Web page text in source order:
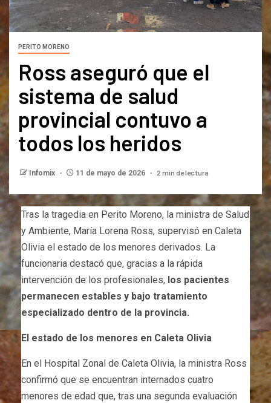
PERITO MORENO
Ross aseguró que el
sistema de salud
provincial contuvo a
todos los heridos
Infomix 11 de mayo de 2026 2 min de lectura
Tras la tragedia en Perito Moreno, la ministra de Salud
y Ambiente, María Lorena Ross, supervisó en Caleta
Olivia el estado de los menores derivados. La
funcionaria destacó que, gracias a la rápida
intervención de los profesionales, los pacientes
permanecen estables y bajo tratamiento
especializado dentro de la provincia.
El estado de los menores en Caleta Olivia
En el Hospital Zonal de Caleta Olivia, la ministra Ross
confirmó que se encuentran internados cuatro
menores de edad que, tras una segunda evaluación